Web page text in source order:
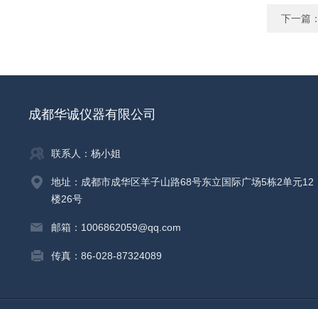
下一篇
成都华诚仪器有限公司
联系人：杨小姐
地址：成都市成华区羊子山路68号东立国际广场5栋2单元12
楼26号
邮箱：1006862059@qq.com
传真：86-028-87324089